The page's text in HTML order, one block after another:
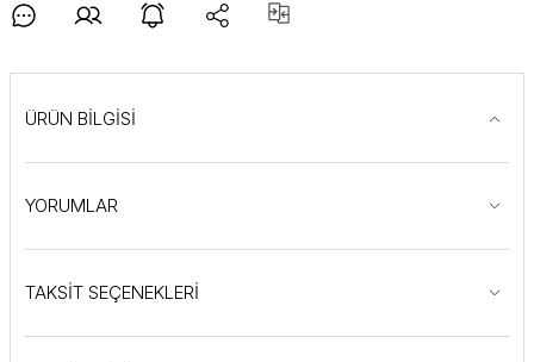
ÜRÜN BİLGİSİ
YORUMLAR
TAKSİT SEÇENEKLERİ